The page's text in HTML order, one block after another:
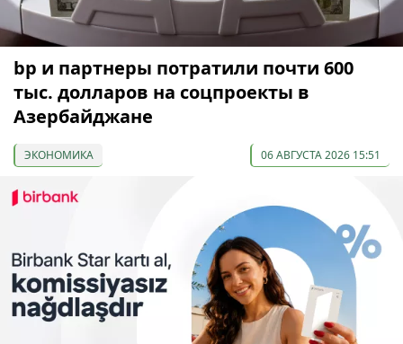
bp и партнеры потратили почти 600
тыс. долларов на соцпроекты в
Азербайджане
ЭКОНОМИКА 06 АВГУСТА 2026 15:51